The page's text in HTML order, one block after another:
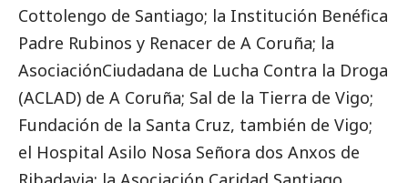
Cottolengo de Santiago; la Institución Benéfica
Padre Rubinos y Renacer de A Coruña; la
AsociaciónCiudadana de Lucha Contra la Droga
(ACLAD) de A Coruña; Sal de la Tierra de Vigo;
Fundación de la Santa Cruz, también de Vigo;
el Hospital Asilo Nosa Señora dos Anxos de